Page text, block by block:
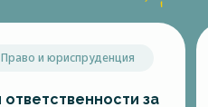
Право и юриспруденция
за